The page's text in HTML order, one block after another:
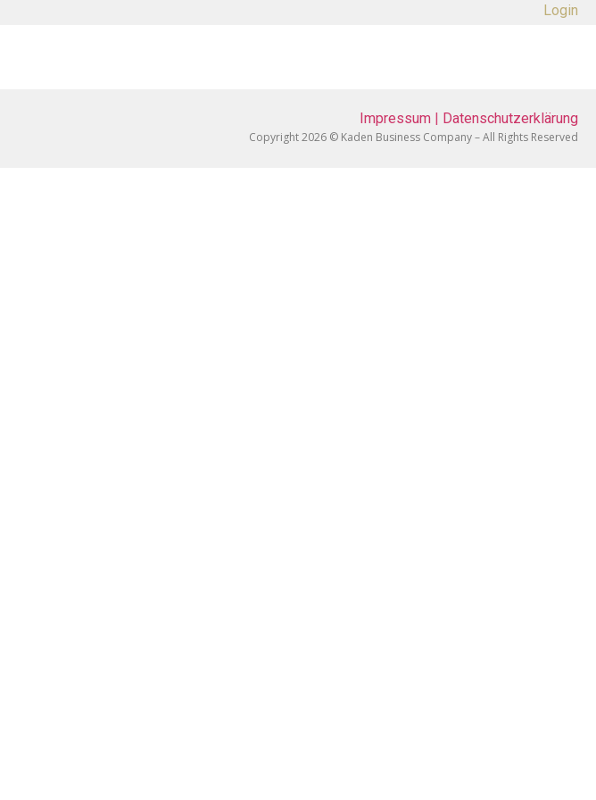
Login
Impressum Datenschutzerklärung
Copyright 2026 © Kaden Business Company – All Rights Reserved